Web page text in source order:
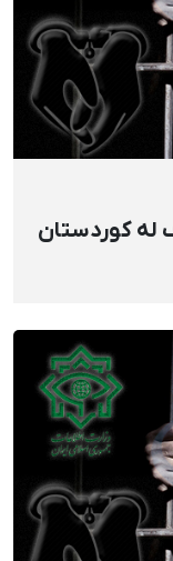
لە کوردستان